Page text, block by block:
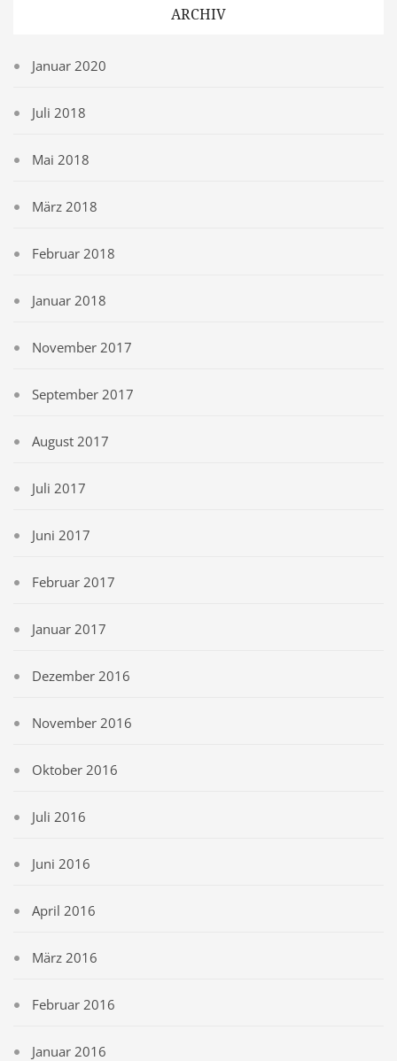
ARCHIV
Januar 2020
Juli 2018
Mai 2018
März 2018
Februar 2018
Januar 2018
November 2017
September 2017
August 2017
Juli 2017
Juni 2017
Februar 2017
Januar 2017
Dezember 2016
November 2016
Oktober 2016
Juli 2016
Juni 2016
April 2016
März 2016
Februar 2016
Januar 2016